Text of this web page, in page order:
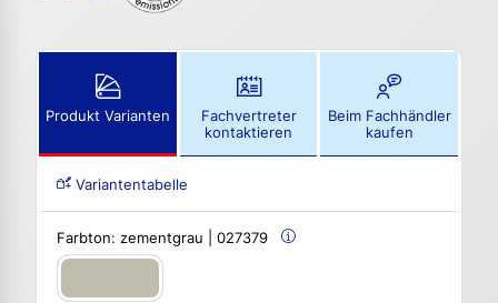
Produkt Varianten
Fachvertreter
kontaktieren
Beim Fachhändler
kaufen
Variantentabelle
Farbton: zementgrau | 027379